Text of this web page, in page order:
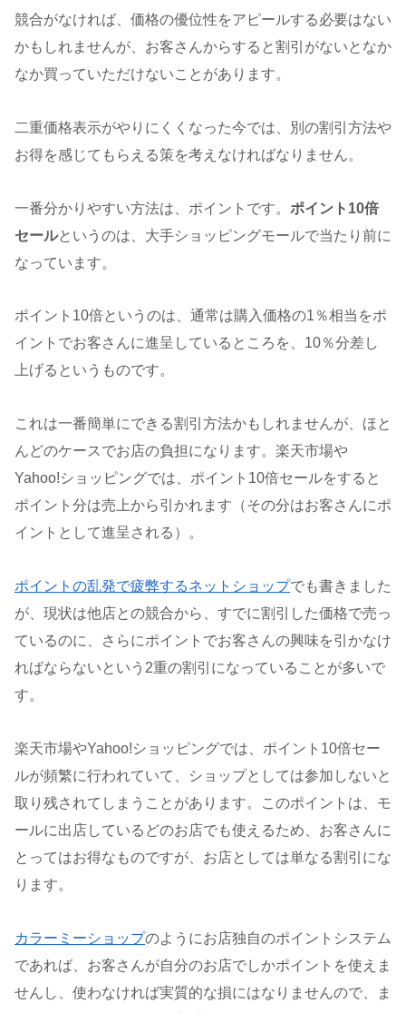
競合がなければ、価格の優位性をアピールする必要はない
かもしれませんが、お客さんからすると割引がないとなか
なか買っていただけないことがあります。
二重価格表示がやりにくくなった今では、別の割引方法や
お得を感じてもらえる策を考えなければなりません。
一番分かりやすい方法は、ポイントです。 ポイント10倍
セールというのは、大手ショッピングモールで当たり前に
なっています。
ポイント10倍というのは、通常は購入価格の1％相当をポ
イントでお客さんに進呈しているところを、10％分差し
上げるというものです。
これは一番簡単にできる割引方法かもしれませんが、ほと
んどのケースでお店の負担になります。楽天市場や
Yahoo!ショッピングでは、ポイント10倍セールをすると
ポイント分は売上から引かれます（その分はお客さんにポ
イントとして進呈される）。
ポイントの乱発で疲弊するネットショップでも書きました
が、現状は他店との競合から、すでに割引した価格で売っ
ているのに、さらにポイントでお客さんの興味を引かなけ
ればならないという2重の割引になっていることが多いで
す。
楽天市場やYahoo!ショッピングでは、ポイント10倍セー
ルが頻繁に行われていて、ショップとしては参加しないと
取り残されてしまうことがあります。このポイントは、モ
ールに出店しているどのお店でも使えるため、お客さんに
とってはお得なものですが、お店としては単なる割引にな
ります。
カラーミーショップのようにお店独自のポイントシステム
であれば、お客さんが自分のお店でしかポイントを使えま
せんし、使わなければ実質的な損にはなりませんので、ま